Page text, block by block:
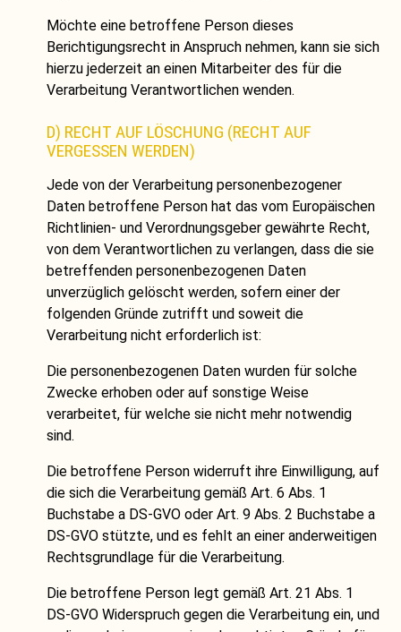
Möchte eine betroffene Person dieses
Berichtigungsrecht in Anspruch nehmen, kann sie sich
hierzu jederzeit an einen Mitarbeiter des für die
Verarbeitung Verantwortlichen wenden.
D) RECHT AUF LÖSCHUNG (RECHT AUF
VERGESSEN WERDEN)
Jede von der Verarbeitung personenbezogener
Daten betroffene Person hat das vom Europäischen
Richtlinien- und Verordnungsgeber gewährte Recht,
von dem Verantwortlichen zu verlangen, dass die sie
betreffenden personenbezogenen Daten
unverzüglich gelöscht werden, sofern einer der
folgenden Gründe zutrifft und soweit die
Verarbeitung nicht erforderlich ist:
Die personenbezogenen Daten wurden für solche
Zwecke erhoben oder auf sonstige Weise
verarbeitet, für welche sie nicht mehr notwendig
sind.
Die betroffene Person widerruft ihre Einwilligung, auf
die sich die Verarbeitung gemäß Art. 6 Abs. 1
Buchstabe a DS-GVO oder Art. 9 Abs. 2 Buchstabe a
DS-GVO stützte, und es fehlt an einer anderweitigen
Rechtsgrundlage für die Verarbeitung.
Die betroffene Person legt gemäß Art. 21 Abs. 1
DS-GVO Widerspruch gegen die Verarbeitung ein, und